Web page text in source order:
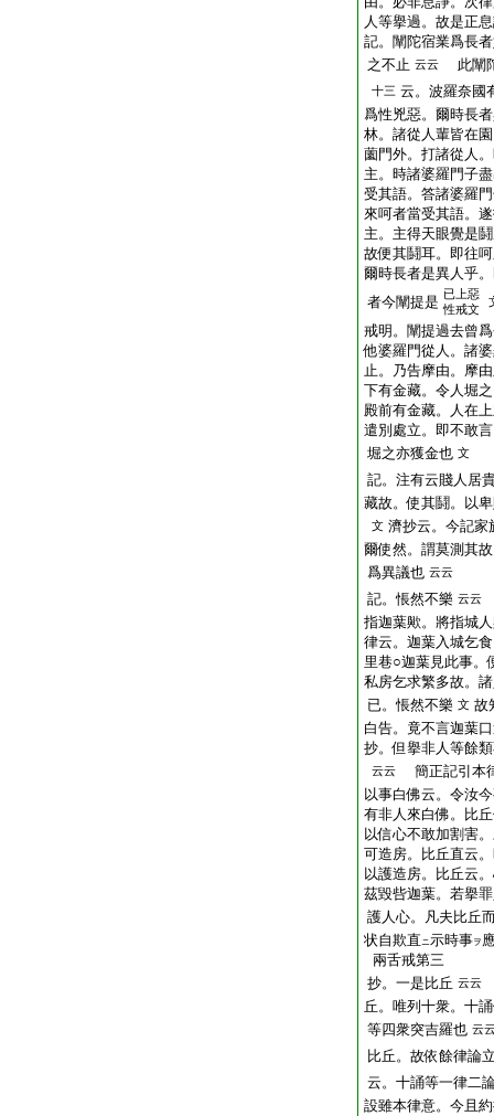
人等擧過。故是正
記。闡陀宿業爲長
之不止 云云 此闡
十三 云。波羅奈國
爲性兇惡。爾時長
林。諸從人輩皆在
薗門外。打諸從人
主。時諸婆羅門子
受其語。答諸婆羅
來呵者當受其語。
主。主得天眼覺是
故便其鬪耳。即往
爾時長者是異人乎
者今闡提是 已上惡
性戒文
戒明。闡提過去曾
他婆羅門從人。諸
止。乃告摩由。摩
下有金藏。令人堀
殿前有金藏。人在
遣別處立。即不敢
堀之亦獲金也 文
記。注有云賤人居
藏故。使其鬪。以
文 濟抄云。今記家
爾使然。謂莫測其
爲異議也 云云
記。悵然不樂 云云
指迦葉歟。將指城
律云。迦葉入城乞
里巷○迦葉見此事。
私房乞求繁多故。
已。悵然不樂 文 故
白告。竟不言迦葉
抄。但擧非人等餘
云云
簡正記引本
以事白佛云。令汝
有非人來白佛。比
以信心不敢加割害
可造房。比丘直云
以護造房。比丘云
茲毀呰迦葉。若擧
護人心。凡夫比丘
状自欺直ニ示時事ヲ
兩舌戒第三
抄。一是比丘 云云
丘。唯列十衆。十
等四衆突吉羅也 云
比丘。故依餘律論
云。十誦等一律二
設雖本律意。今且